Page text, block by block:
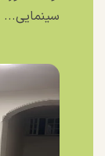
سینمایی...